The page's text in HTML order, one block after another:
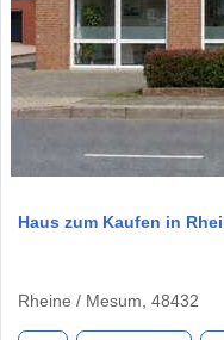
Haus zum Kaufen in
Rheine / Mesum, 48432